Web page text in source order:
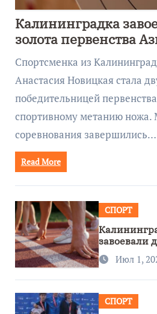
Калининградка
золота первенства
метанию ножа
Спортсменка из
Анастасия Новицкая стала
победительницей
спортивному метанию
соревнования завершились…
Read More
СПОРТ
завоевали
первенстве
Июл 1,
СПОРТ